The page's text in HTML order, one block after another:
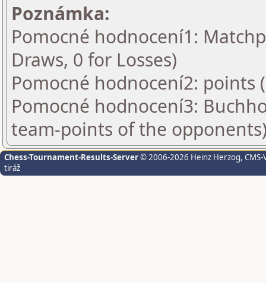
Poznámka:
Pomocné hodnocení1:
Draws, 0 for Losses)
Pomocné hodnocení2: points
Pomocné hodnocení3:
team-points of the
Chess-Tournament-Results-Server© 2006-2026 Heinz Herzog,
tiráž